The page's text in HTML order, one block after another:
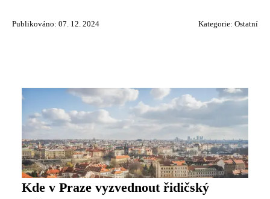
Publikováno: 07. 12. 2024 Kategorie: Ostatní
Kde v Praze vyzvednout řidičský